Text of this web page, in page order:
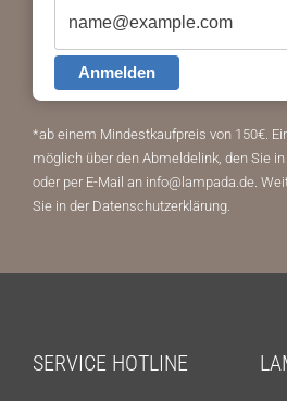
Anmelden
*ab einem Mindestkaufpreis von 150€.
möglich über den Abmeldelink, den Sie
oder per E-Mail an info@lampada.de.
Sie in der Datenschutzerklärung.
SERVICE HOTLINE